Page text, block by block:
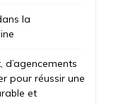
la
pour réussir une
et